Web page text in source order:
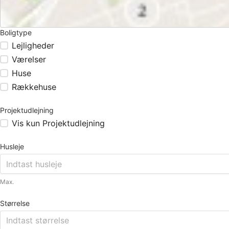
Boligtype
Lejligheder
Værelser
Huse
Rækkehuse
Projektudlejning
Vis kun Projektudlejning
Husleje
Max.
Størrelse